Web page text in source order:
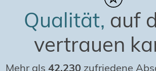
Qualität, auf
vertrauen
Mehr als 42.230 zufriedene